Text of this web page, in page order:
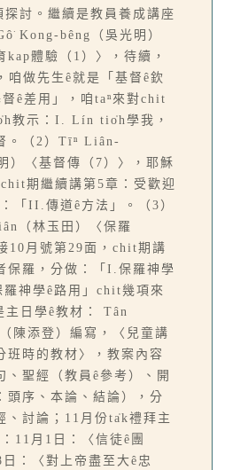
討。繼續是教員養成講座
Kong-bêng（吳光明）
kap體驗（1）〉，待續，
咱做先生ê就是「基督ê欽
ê差用」，咱taⁿ來對chit
教示：I. Lín tio̍h學我，
。（2）Tīⁿ Liân-
）〈基督傳（7）〉，耶穌
期繼續講第5章：受歡迎
「II.傳道ê方法」。（3）
（林玉田）〈保羅
10月號第29面，chit期講
保羅，分做：「I.保羅神學
神學ê路用」chit幾項來
主日學ê教材： Tân
陳添登）編寫，〈兒童講
班時的教材〉，教案內容
、聖經（教員ê參考）、開
頭序、本論、結論），分
、討論；11月份ta̍k禮拜主
11月1日：〈信徒ê團
：〈對上帝盡至大ê忠